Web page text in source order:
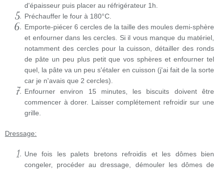
d'épaisseur puis placer au réfrigérateur 1h.
Préchauffer le four à 180°C.
Emporte-piécer 6 cercles de la taille des moules demi-sphère
et enfourner dans les cercles. Si il vous manque du matériel,
notamment des cercles pour la cuisson, détailler des ronds
de pâte un peu plus petit que vos sphères et enfourner tel
quel, la pâte va un peu s'étaler en cuisson (j'ai fait de la sorte
car je n'avais que 2 cercles).
Enfourner environ 15 minutes, les biscuits doivent être
commencer à dorer. Laisser complétement refroidir sur une
grille.
Dressage:
Une fois les palets bretons refroidis et les dômes bien
congeler, procéder au dressage, démouler les dômes de